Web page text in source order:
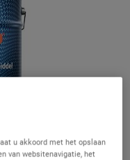
u akkoord met het opslaan
van websitenavigatie, het